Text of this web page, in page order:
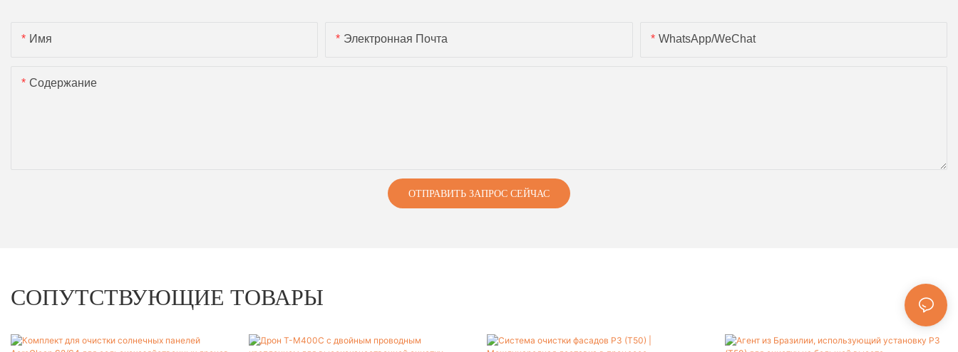
Имя Электронная Почта WhatsApp/WeChat
Содержание
ОТПРАВИТЬ ЗАПРОС СЕЙЧАС
СОПУТСТВУЮЩИЕ ТОВАРЫ